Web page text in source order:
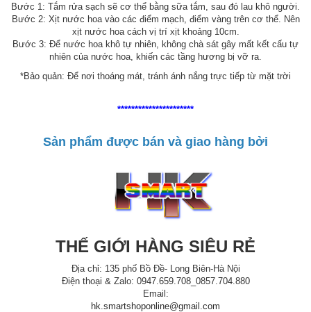
Bước 1: Tắm rửa sạch sẽ cơ thể bằng sữa tắm, sau đó lau khô người.
Bước 2: Xịt nước hoa vào các điểm mạch, điểm vàng trên cơ thể. Nên
xịt nước hoa cách vị trí xịt khoảng 10cm.
Bước 3: Để nước hoa khô tự nhiên, không chà sát gây mất kết cấu tự
nhiên của nước hoa, khiến các tầng hương bị vỡ ra.
*Bảo quản: Để nơi thoáng mát, tránh ánh nắng trực tiếp từ mặt trời
**********************
Sản phẩm được bán và giao hàng bởi
THẾ GIỚI HÀNG SIÊU RẺ
Địa chỉ: 135 phố Bồ Đề- Long Biên-Hà Nội
Điện thoại & Zalo: 0947.659.708_0857.704.880
Email:
hk.smartshoponline@gmail.com